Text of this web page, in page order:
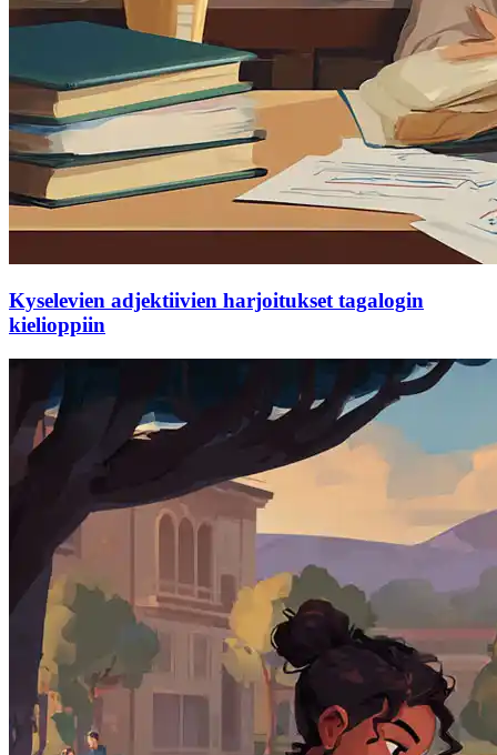
Kyselevien adjektiivien harjoitukset tagalogin
kielioppiin